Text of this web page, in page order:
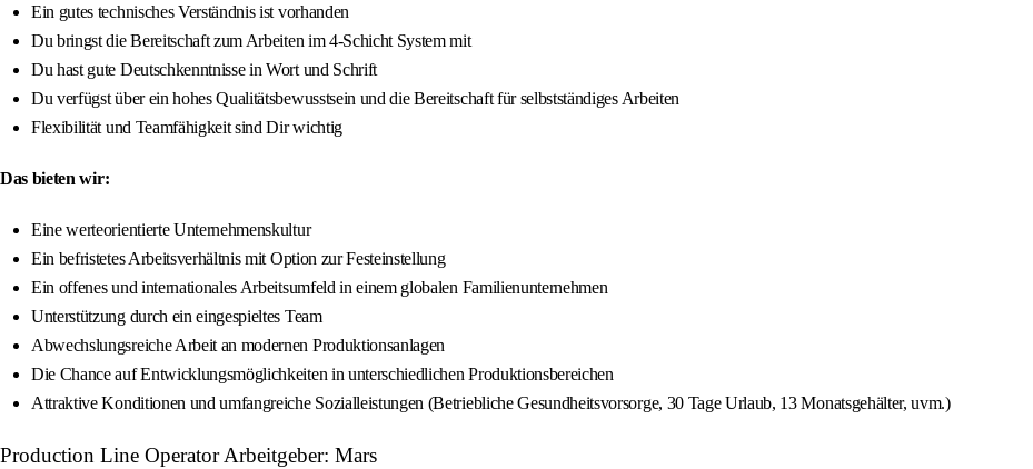
Ein gutes technisches Verständnis ist vorhanden
Du bringst die Bereitschaft zum Arbeiten im 4-Schicht System mit
Du hast gute Deutschkenntnisse in Wort und Schrift
Du verfügst über ein hohes Qualitätsbewusstsein und die Bereitschaft für selbstständiges Arbeiten
Flexibilität und Teamfähigkeit sind Dir wichtig
Das bieten wir:
Eine werteorientierte Unternehmenskultur
Ein befristetes Arbeitsverhältnis mit Option zur Festeinstellung
Ein offenes und internationales Arbeitsumfeld in einem globalen Familienunternehmen
Unterstützung durch ein eingespieltes Team
Abwechslungsreiche Arbeit an modernen Produktionsanlagen
Die Chance auf Entwicklungsmöglichkeiten in unterschiedlichen Produktionsbereichen
Attraktive Konditionen und umfangreiche Sozialleistungen (Betriebliche Gesundheitsvorsorge, 30 Tage Urlaub, 13 Monatsgehälter, uvm.)
Production Line Operator Arbeitgeber: Mars